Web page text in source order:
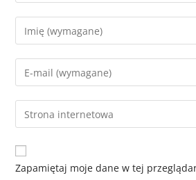
Zapamiętaj moje dane w tej